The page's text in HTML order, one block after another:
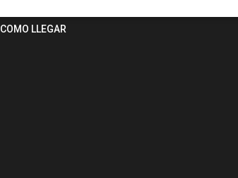
COMO LLEGAR